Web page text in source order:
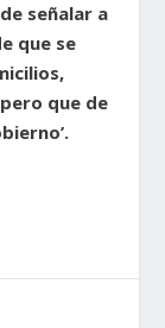
señalar a
que se
que de